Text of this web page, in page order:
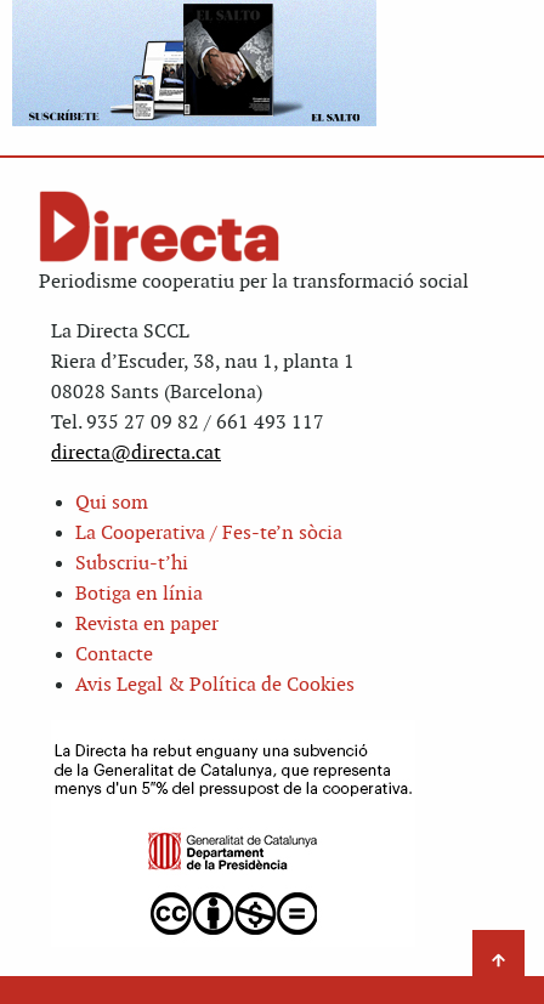
Periodisme cooperatiu per la transformació social
La Directa SCCL
Riera d’Escuder, 38, nau 1, planta 1
08028 Sants (Barcelona)
Tel. 935 27 09 82 / 661 493 117
directa@directa.cat
Qui som
La Cooperativa / Fes-te’n sòcia
Subscriu-t’hi
Botiga en línia
Revista en paper
Contacte
Avis Legal & Política de Cookies